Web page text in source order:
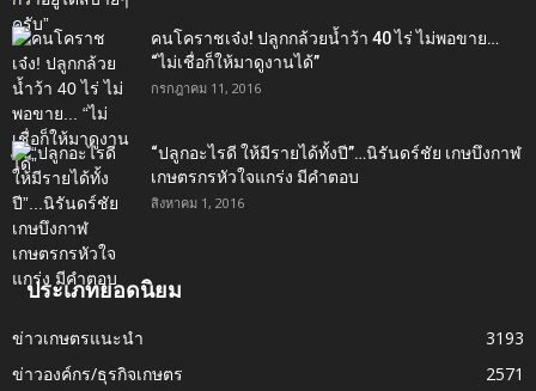
คนโคราชเจ๋ง! ปลูกกล้วยน้ำว้า 40 ไร่ ไม่พอขาย…
“ไม่เชื่อก็ให้มาดูงานได้”‬
กรกฎาคม 11, 2016
“ปลูกอะไรดี ให้มีรายได้ทั้งปี”…นิรันดร์ชัย เกษบึงกาฬ
เกษตรกรหัวใจแกร่ง มีคำตอบ
สิงหาคม 1, 2016
ประเภทยอดนิยม
ข่าวเกษตรแนะนำ
3193
ข่าวองค์กร/ธุรกิจเกษตร
2571